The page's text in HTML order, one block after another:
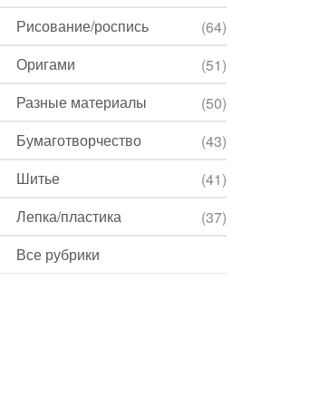
Рисование/роспись
(64)
Оригами
(51)
Разные материалы
(50)
Бумаготворчество
(43)
Шитье
(41)
Лепка/пластика
(37)
Все рубрики